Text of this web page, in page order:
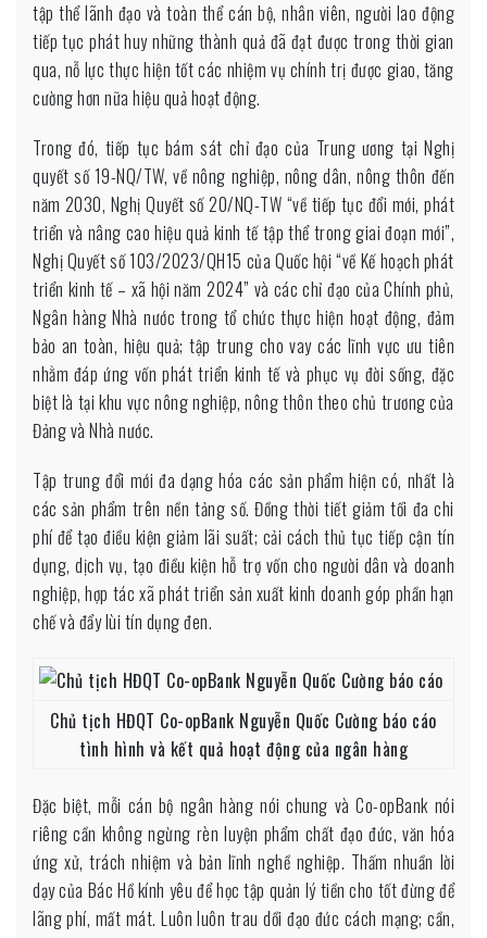
tập thể lãnh đạo và toàn thể cán bộ, nhân viên, người lao động
tiếp tục phát huy những thành quả đã đạt được trong thời gian
qua, nỗ lực thực hiện tốt các nhiệm vụ chính trị được giao, tăng
cường hơn nữa hiệu quả hoạt động.
Trong đó, tiếp tục bám sát chỉ đạo của Trung ương tại Nghị
quyết số 19-NQ/TW, về nông nghiệp, nông dân, nông thôn đến
năm 2030, Nghị Quyết số 20/NQ-TW “về tiếp tục đổi mới, phát
triển và nâng cao hiệu quả kinh tế tập thể trong giai đoạn mới”,
Nghị Quyết số 103/2023/QH15 của Quốc hội “về Kế hoạch phát
triển kinh tế – xã hội năm 2024” và các chỉ đạo của Chính phủ,
Ngân hàng Nhà nước trong tổ chức thực hiện hoạt động, đảm
bảo an toàn, hiệu quả; tập trung cho vay các lĩnh vực ưu tiên
nhằm đáp ứng vốn phát triển kinh tế và phục vụ đời sống, đặc
biệt là tại khu vực nông nghiệp, nông thôn theo chủ trương của
Đảng và Nhà nước.
Tập trung đổi mới đa dạng hóa các sản phẩm hiện có, nhất là
các sản phẩm trên nền tảng số. Đồng thời tiết giảm tối đa chi
phí để tạo điều kiện giảm lãi suất; cải cách thủ tục tiếp cận tín
dụng, dịch vụ, tạo điều kiện hỗ trợ vốn cho người dân và doanh
nghiệp, hợp tác xã phát triển sản xuất kinh doanh góp phần hạn
chế và đẩy lùi tín dụng đen.
Chủ tịch HĐQT Co-opBank Nguyễn Quốc Cường báo cáo
tình hình và kết quả hoạt động của ngân hàng
Đặc biệt, mỗi cán bộ ngân hàng nói chung và Co-opBank nói
riêng cần không ngừng rèn luyện phẩm chất đạo đức, văn hóa
ứng xử, trách nhiệm và bản lĩnh nghề nghiệp. Thấm nhuần lời
dạy của Bác Hồ kính yêu để học tập quản lý tiền cho tốt đừng để
lãng phí, mất mát. Luôn luôn trau dồi đạo đức cách mạng; cần,